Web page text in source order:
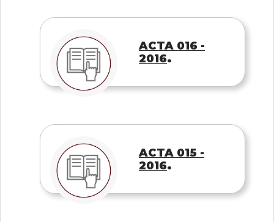
ACTA 016 -
2016.
ACTA 015 -
2016.